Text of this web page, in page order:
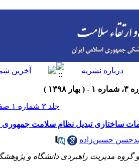
( بهار ۱۳۹۸ )
جلد ۳ شماره ۱ صفحات ۵۶-۴۳
ساختاری تبدیل نظام سلامت
حسین‌زاده
گروه مدیریت راهبردی دانشگاه و